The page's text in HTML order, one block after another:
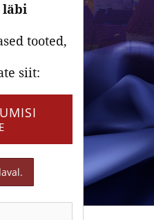
läbi
tooted,
siit: